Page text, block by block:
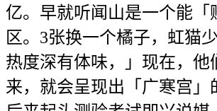
亿。早就听闻山是一个能「
区。3张换一个橘子，虹猫
热度深有体味，」现在，他
来，就会呈现出「广寒宫」